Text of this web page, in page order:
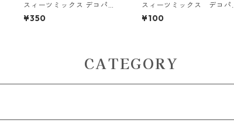
スィーツミックス デコパー
ツ ピンク 45個入り 貼
り付けパーツ【DP-SW-MIX
¥350
スィーツミックス デコパ
ーツ アイス系 10個入
り 貼り付けパーツ【DP-S
¥100
CATEGORY